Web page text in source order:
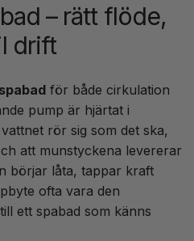
– rätt flöde,
drift
för både cirkulation
pump är hjärtat i
rör sig som det ska,
att munstyckena levererar
börjar låta, tappar kraft
ofta vara den
ett spabad som känns